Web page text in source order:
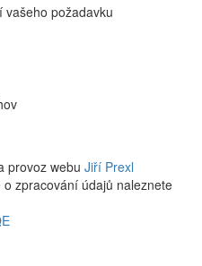
požadavku
provoz webu Jiří Prexl
o zpracování údajů naleznete